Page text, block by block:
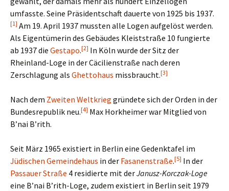
umfasste. Seine Präsidentschaft dauerte von 1925 bis 1937.
[1] Am 19. April 1937 mussten alle Logen aufgelöst werden.
Als Eigentümerin des Gebäudes Kleiststraße 10 fungierte
ab 1937 die Gestapo.[2] In Köln wurde der Sitz der
Rheinland-Loge in der Cäcilienstraße nach deren
Zerschlagung als Ghettohaus missbraucht.[3]
Nach dem Zweiten Weltkrieg gründete sich der Orden in der
Bundesrepublik neu.[4] Max Horkheimer war Mitglied von
B’nai B’rith.
Seit März 1965 existiert in Berlin eine Gedenktafel im
Jüdischen Gemeindehaus in der Fasanenstraße.[5] In der
Passauer Straße 4 residierte mit derJanusz-Korczak-Loge
eine B’nai B’rith-Loge, zudem existiert in Berlin seit 1979